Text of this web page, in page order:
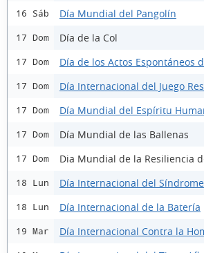
16 Sáb Día Mundial del Pangolín
17 Dom Día de la Col
17 Dom Día de los Actos Espontáneos
17 Dom Día Internacional del Juego
17 Dom Día Mundial del Espíritu
17 Dom Día Mundial de las Ballenas
17 Dom Dia Mundial de la Resiliencia
18 Lun Día Internacional del
18 Lun Día Internacional de la Batería
19 Mar Día Internacional Contra la